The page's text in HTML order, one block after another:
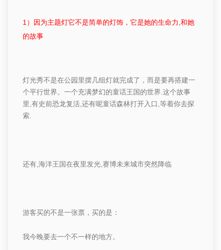
1 ） 因为主题灯它不是简单的灯饰，它是她的生命力 和她
的故事
灯光秀不是在公园里摆几组灯就完成了，而是要再搭建一
个平行世界。 一个充满梦幻的童话王国的世界 这个故事
里 有史前恐龙复活 还有呢童话森林打开入口 等着你去探
索
还有 海洋王国在夜里发光 赛博未来城市突然降临
游客买的不是一张票，买的是：
我今晚要去一个不一样的地方。